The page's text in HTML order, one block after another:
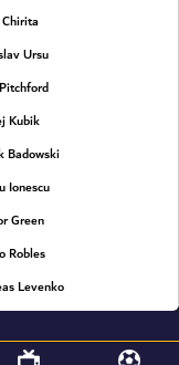
Ursu
Kubik
Badowski
Ionescu
Green
Robles
Levenko